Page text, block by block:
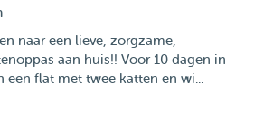
naar een lieve, zorgzame,
aan huis!! Voor 10 dagen in
een flat met twee katten en wi...